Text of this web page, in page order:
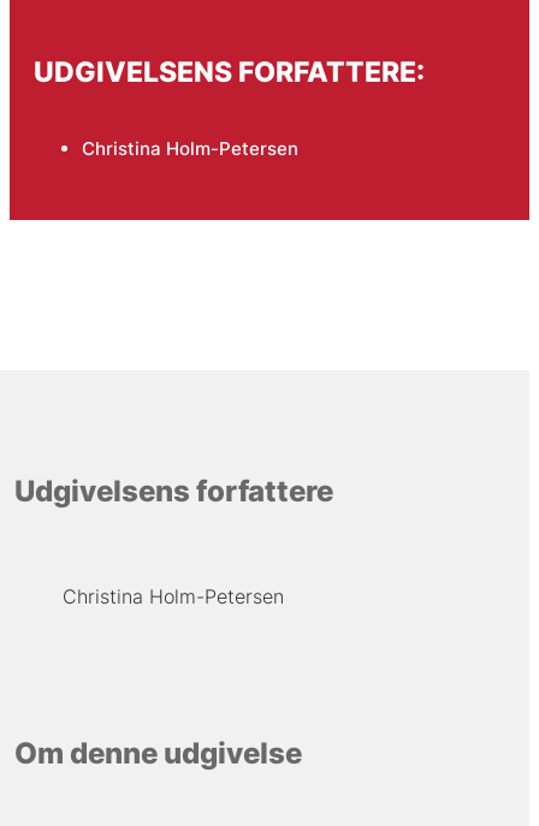
UDGIVELSENS FORFATTERE:
Christina Holm-Petersen
Udgivelsens forfattere
Christina Holm-Petersen
Om denne udgivelse